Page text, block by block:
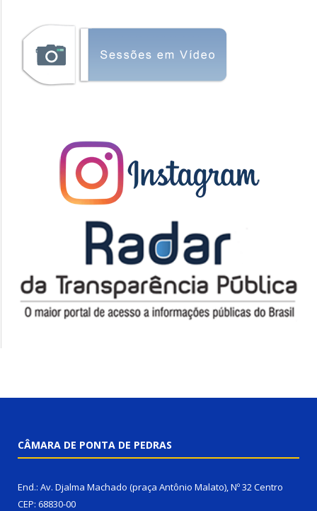
CÂMARA DE PONTA DE PEDRAS
End.: Av. Djalma Machado (praça Antônio Malato), Nº 32 Centro
CEP: 68830-00